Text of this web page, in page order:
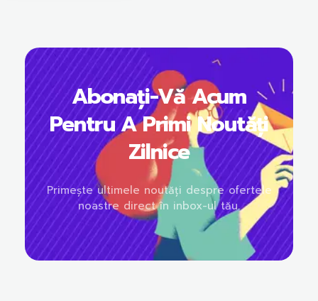
Abonați-Vă Acum
Pentru A Primi Noutăți
Zilnice
Primește ultimele noutăți despre ofertele
noastre direct în inbox-ul tău.